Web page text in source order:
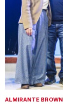
ALMIRANTE BROWN